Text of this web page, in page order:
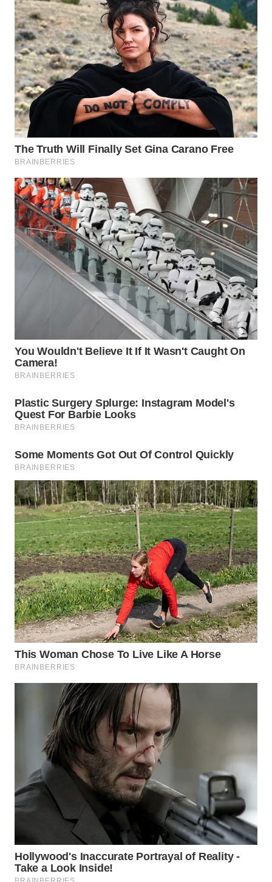
WN
KARO
WN
SIMALUNGUN
LABUHANBATU
WN
TAPANULI
TENGAH
WN DELI
SERDANG
WN
TEBING
TINGGI
WN
KARAWANG
WN
BEKASI
BOGOR
WN
DEPOK
WN
TAPANULI
UTARA
WN
SAMOSIR
WN
PADANG
LAWAS
SUMEDANG
WN
CIANJUR
WN
KEPULAUAN
SERIBU
WN
TANGERANG